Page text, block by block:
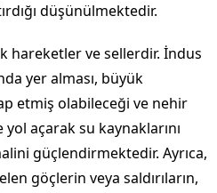
düşünülmektedir.
hareketler ve sellerdir. İndus
yer alması, büyük
etmiş olabileceği ve nehir
açarak su kaynaklarını
güçlendirmektedir. Ayrıca,
göçlerin veya saldırıların,